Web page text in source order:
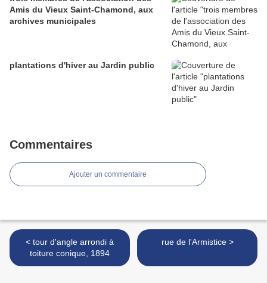
Amis du Vieux Saint-Chamond, aux
archives municipales
plantations d'hiver au Jardin public
Commentaires
Ajouter un commentaire
< tour d'angle arrondi à
toiture conique, 1894
rue de l'Armistice >